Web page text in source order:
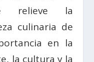
relieve la
culinaria de
en la
la cultura y la